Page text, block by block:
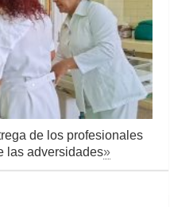
de los profesionales
las adversidades»